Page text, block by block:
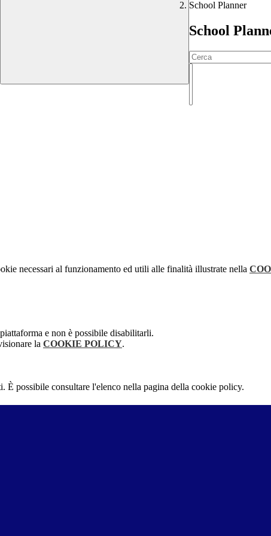
School Planner
School
necessari al funzionamento ed utili alle finalità illustrate nella
e non è possibile disabilitarli.
la COOKIE POLICY.
È possibile consultare l'elenco nella pagina della cookie policy.